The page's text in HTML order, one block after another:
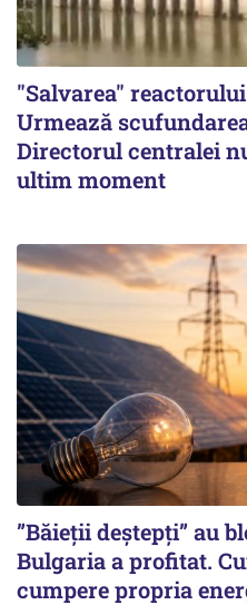
"Salvarea"
Urmează
Directorul centralei
ultim moment
”Băieții deștepți” au
Bulgaria a profitat.
cumpere propria